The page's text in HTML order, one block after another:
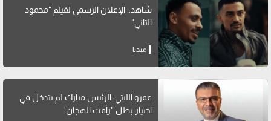
شاهد.. الإعلان الرسمي لفيلم "محمود
التاني"
ميديا
عمرو الليثي: الرئيس مبارك لم يتدخل في
اختيار بطل "رأفت الهجان"